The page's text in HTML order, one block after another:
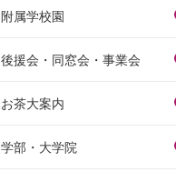
附属学校園
後援会・同窓会・事業会
お茶大案内
学部・大学院